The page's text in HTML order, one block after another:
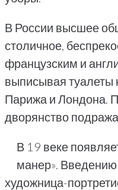
В России высшее
столичное,
французским и
выписывая туалеты
Парижа и Лондона.
дворянство
В 19 веке
манер».
художница-